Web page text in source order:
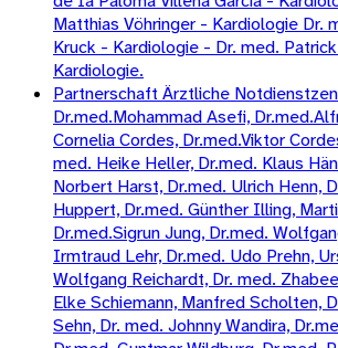
Matthias Vöhringer - Kardiologie Dr.
Kruck - Kardiologie - Dr. med.
Kardiologie.
Partnerschaft Ärztliche
Dr.med.Mohammad Asefi,
Cornelia Cordes, Dr.med.Viktor
med. Heike Heller, Dr.med. Klaus
Norbert Harst, Dr.med. Ulrich Henn,
Huppert, Dr.med. Günther Illing,
Dr.med.Sigrun Jung, Dr.med.
Irmtraud Lehr, Dr.med. Udo Prehn,
Wolfgang Reichardt, Dr. med.
Elke Schiemann, Manfred Scholten,
Sehn, Dr. med. Johnny Wandira,